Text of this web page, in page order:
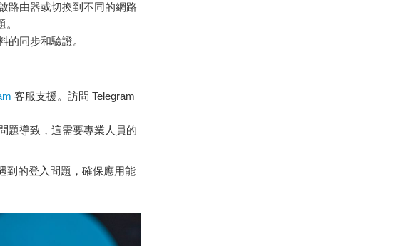
路由器或切換到不同的網路
的同步和驗證。
客服支援。訪問 Telegram
題導致，這需要專業人員的
到的登入問題，確保應用能